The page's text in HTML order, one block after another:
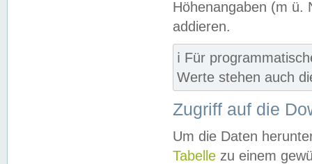
Höhenangaben (m ü.
addieren.
ℹ️ Für
Werte stehen auch
Zugriff auf die
Um die Daten
Tabelle zu einem